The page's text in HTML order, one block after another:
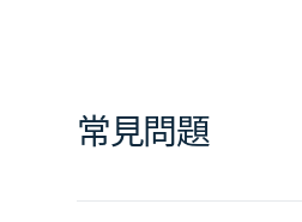
常見問題